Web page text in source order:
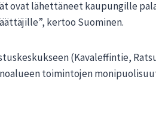
ovat lähettäneet kaupungille
kertoo Suominen.
(Kavaleffintie,
toimintojen